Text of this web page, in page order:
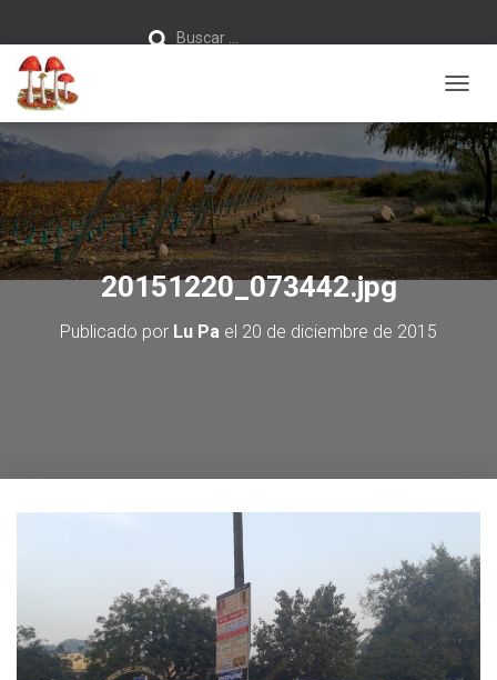
Buscar …
A
M
B
I
A
R
A
N
20151220_073442.jpg
Publicado por Lu Pa el 20 de diciembre de 2015